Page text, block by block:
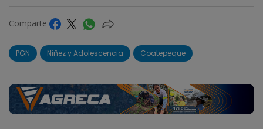
Comparte
PGN Niñez y Adolescencia Coatepeque